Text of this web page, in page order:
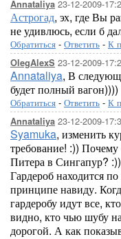
Annataliya 23-12-2009-
Астрогад, эх, где Вы
не удивлюсь, если б
Обратиться - Ответить - К
OlegAlexS 23-12-2009-
Annataliya, В
будет полный вагон))))
Обратиться - Ответить - К
Annataliya 23-12-2009-
Syamuka, изменить
требование! :))
Питера в Сингапур?
Гардероб находится
принципе навиду.
гардеробу идут все,
видно, кто чью шубу
дорогой. А как